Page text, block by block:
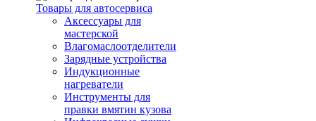
Товары для автосервиса
Аксессуары для
мастерской
Влагомаслоотделители
Зарядные устройства
Индукционные
нагреватели
Инструменты для
правки вмятин кузова